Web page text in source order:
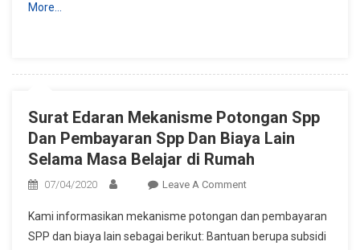
More…
Surat Edaran Mekanisme Potongan Spp
Dan Pembayaran Spp Dan Biaya Lain
Selama Masa Belajar di Rumah
07/04/2020 Leave A CommentOn
Edaran
Mekanisme
Kami informasikan mekanisme potongan dan pembayaran
SPP dan biaya lain sebagai berikut: Bantuan berupa subsidi